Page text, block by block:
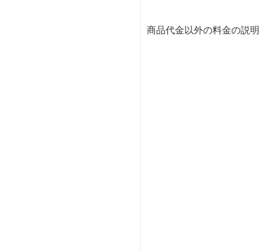
商品代金以外の料金の説明